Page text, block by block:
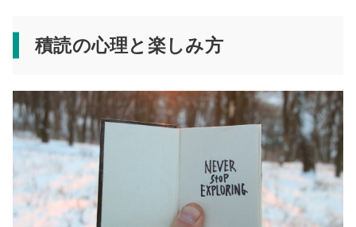
積読の心理と楽しみ方